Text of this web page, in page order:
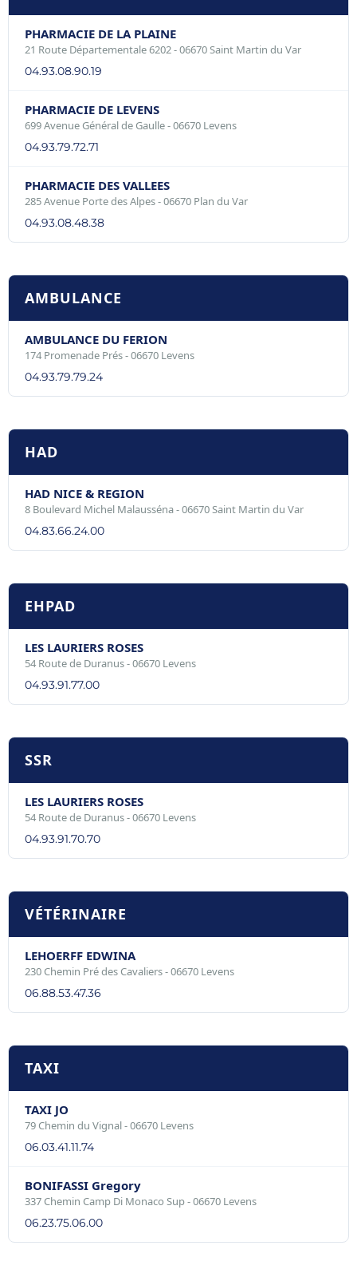
PHARMACIE DE LA PLAINE
21 Route Départementale 6202 - 06670 Saint Martin du Var
04.93.08.90.19
PHARMACIE DE LEVENS
699 Avenue Général de Gaulle - 06670 Levens
04.93.79.72.71
PHARMACIE DES VALLEES
285 Avenue Porte des Alpes - 06670 Plan du Var
04.93.08.48.38
AMBULANCE
AMBULANCE DU FERION
174 Promenade Prés - 06670 Levens
04.93.79.79.24
HAD
HAD NICE & REGION
8 Boulevard Michel Malausséna - 06670 Saint Martin du Var
04.83.66.24.00
EHPAD
LES LAURIERS ROSES
54 Route de Duranus - 06670 Levens
04.93.91.77.00
SSR
LES LAURIERS ROSES
54 Route de Duranus - 06670 Levens
04.93.91.70.70
VÉTÉRINAIRE
LEHOERFF EDWINA
230 Chemin Pré des Cavaliers - 06670 Levens
06.88.53.47.36
TAXI
TAXI JO
79 Chemin du Vignal - 06670 Levens
06.03.41.11.74
BONIFASSI Gregory
337 Chemin Camp Di Monaco Sup - 06670 Levens
06.23.75.06.00